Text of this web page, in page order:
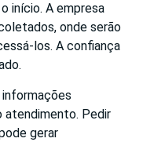
início. A empresa
onde serão
los. A confiança
atendimento. Pedir
gerar